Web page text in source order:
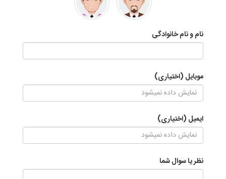
نام و نام خانوادگی
موبایل (اختیاری)
ایمیل (اختیاری)
نظر یا سوال شما